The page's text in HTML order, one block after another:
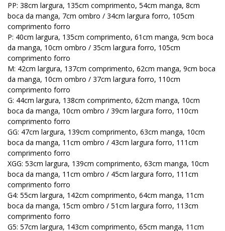
PP: 38cm largura, 135cm comprimento, 54cm manga, 8cm
boca da manga, 7cm ombro / 34cm largura forro, 105cm
comprimento forro
P: 40cm largura, 135cm comprimento, 61cm manga, 9cm boca
da manga, 10cm ombro / 35cm largura forro, 105cm
comprimento forro
M: 42cm largura, 137cm comprimento, 62cm manga, 9cm boca
da manga, 10cm ombro / 37cm largura forro, 110cm
comprimento forro
G: 44cm largura, 138cm comprimento, 62cm manga, 10cm
boca da manga, 10cm ombro / 39cm largura forro, 110cm
comprimento forro
GG: 47cm largura, 139cm comprimento, 63cm manga, 10cm
boca da manga, 11cm ombro / 43cm largura forro, 111cm
comprimento forro
XGG: 53cm largura, 139cm comprimento, 63cm manga, 10cm
boca da manga, 11cm ombro / 45cm largura forro, 111cm
comprimento forro
G4: 55cm largura, 142cm comprimento, 64cm manga, 11cm
boca da manga, 15cm ombro / 51cm largura forro, 113cm
comprimento forro
G5: 57cm largura, 143cm comprimento, 65cm manga, 11cm